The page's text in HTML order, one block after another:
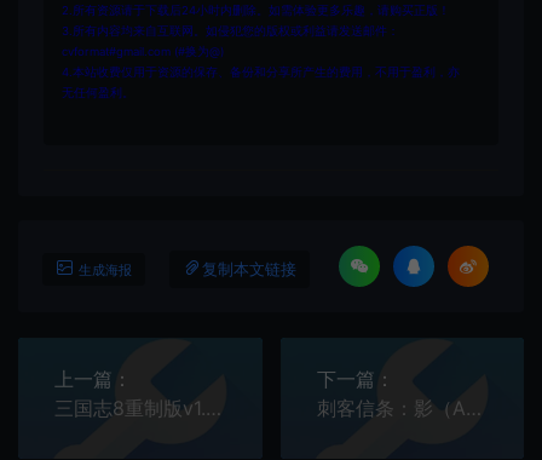
2.所有资源请于下载后24小时内删除。如需体验更多乐趣，请购买正版！
3.所有内容均来自互联网。如侵犯您的版权或利益请发送邮件：
cvformat#gmail.com (#换为@)
4.本站收费仅用于资源的保存、备份和分享所产生的费用，不用于盈利，亦
无任何盈利。
生成海报 复制本文链接
上一篇：
三国志8重制版v1.0 六十四项修改器
下一篇：
刺客信条：影（Assassin's Creed Shadows）》v1.0 二十项修改器